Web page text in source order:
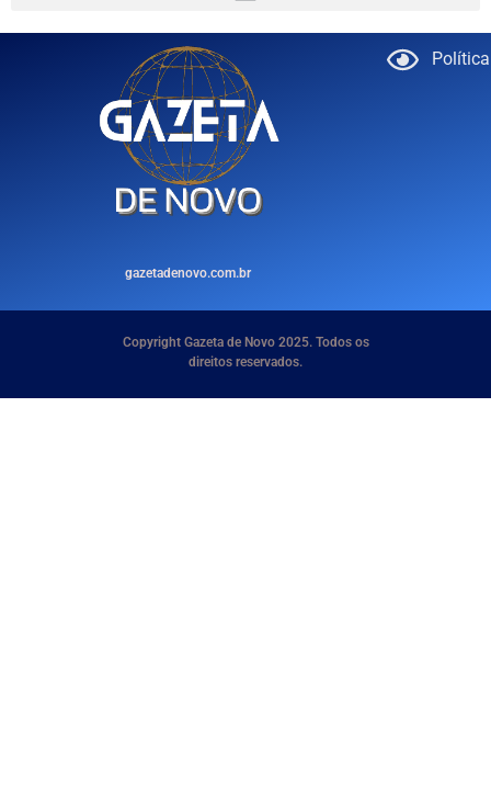
gazetadenovo.com.br
Copyright Gazeta de Novo 2025. Todos os
direitos reservados.